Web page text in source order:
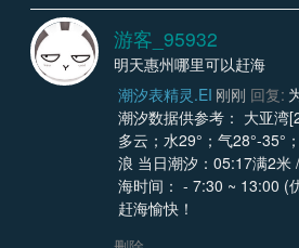
游客_95932
明天惠州哪里可以赶海
潮汐表精灵.EI 刚刚 回复:
潮汐数据供参考： 大亚湾
多云；水29°；气28°-35°
浪 当日潮汐：05:17满2米
海时间： - 7:30 ~ 13:00 (
赶海愉快！